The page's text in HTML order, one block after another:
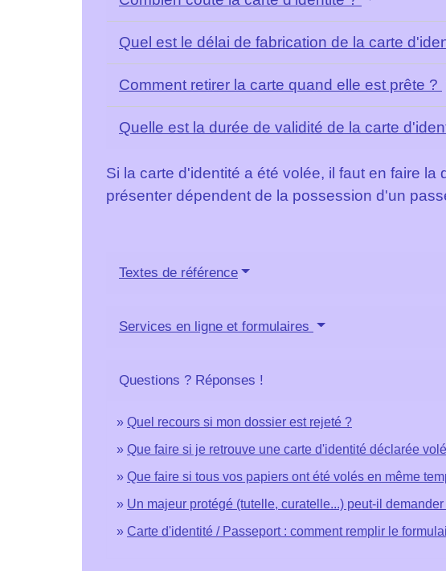
Quel est le délai de fabrication de la carte
Comment retirer la carte quand elle est prête ?
Quelle est la durée de validité de la carte
Si la carte d'identité a été volée, il faut en faire
présenter dépendent de la possession d'un
Textes de référence
Services en ligne et formulaires
Questions ? Réponses !
Quel recours si mon dossier est rejeté ?
Que faire si je retrouve une carte d'identité déclarée
Que faire si tous vos papiers ont été volés en même
Un majeur protégé (tutelle, curatelle...) peut-il
Carte d'identité / Passeport : comment remplir le